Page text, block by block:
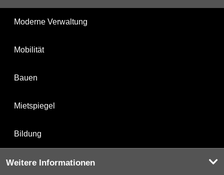
Moderne Verwaltung
Mobilität
Bauen
Mietspiegel
Bildung
Weitere Informationen